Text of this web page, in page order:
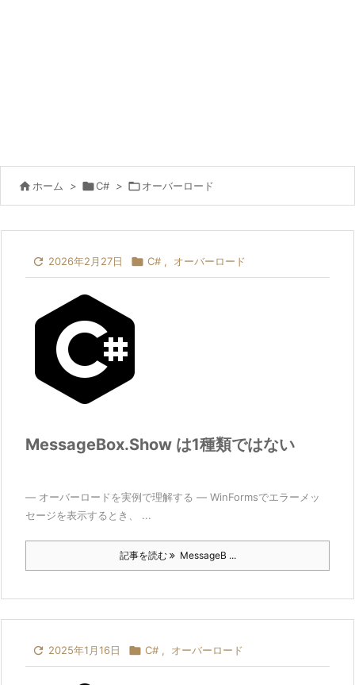
 ホーム > C# > オーバーロード
 2026年2月27日  C# , オーバーロード
MessageBox.Show は1種類ではない
― オーバーロードを実例で理解する ― WinFormsでエラーメッ
セージを表示するとき、 ...
記事を読む MessageB ...
 2025年1月16日  C# , オーバーロード